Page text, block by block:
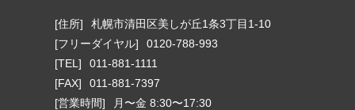
[住所]
札幌市清田区美しが丘1条3丁目1-10
[フリーダイヤル]
0120-788-993
[TEL]
011-881-1111
[FAX]
011-881-7397
[営業時間]
月〜金 8:30〜17:30